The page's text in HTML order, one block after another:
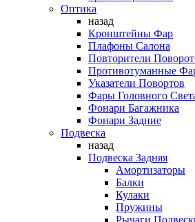
Оптика
назад
Кронштейны Фар
Плафоны Салона
Повторители
Противотуманные
Указатели Повортов
Фары Головного
Фонари Багажника
Фонари Задние
Подвеска
назад
Подвеска Задняя
Амортизаторы
Балки
Кулаки
Пружины
Рычаги